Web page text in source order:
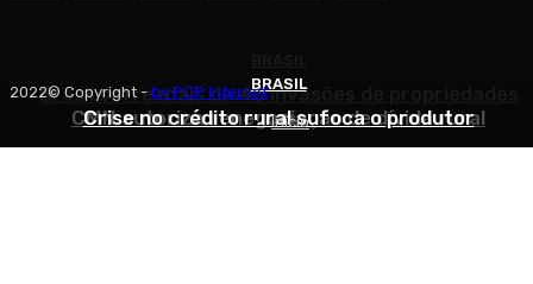
Brasil sofre mais de 40 invasões de propriedades
rurais
BRASIL
CMN autoriza renegociação de dívida rural
BRASIL
Crise no crédito rural sufoca o produtor
2022© Copyright - by POP Internet
Início